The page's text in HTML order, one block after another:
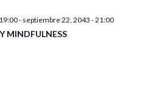
- septiembre 22, 2043 - 21:00
MINDFULNESS